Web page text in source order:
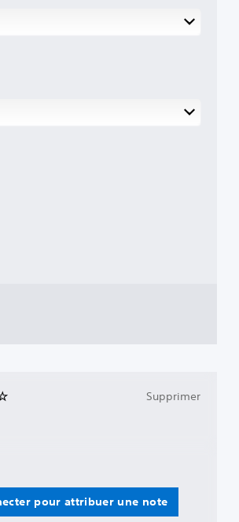
pour attribuer une note
Supprimer